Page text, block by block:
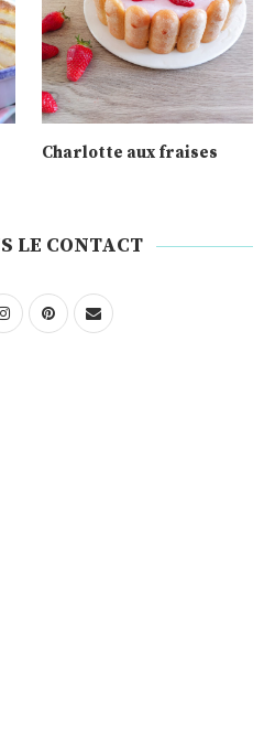
Charlotte aux fraises
LE CONTACT